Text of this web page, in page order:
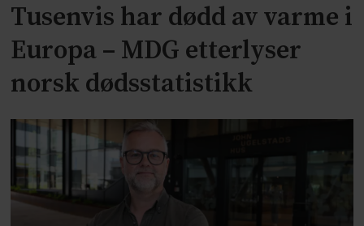
Tusenvis har dødd av varme i
Europa – MDG etterlyser
norsk dødsstatistikk